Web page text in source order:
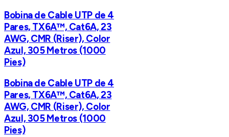
Bobina de Cable UTP de 4
Pares, TX6A™, Cat6A, 23
AWG, CMR (Riser), Color
Azul, 305 Metros (1000
Pies)
Bobina de Cable UTP de 4
Pares, TX6A™, Cat6A, 23
AWG, CMR (Riser), Color
Azul, 305 Metros (1000
Pies)